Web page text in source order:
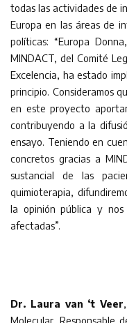
todas las actividades de
Europa en las áreas de
políticas: “Europa
MINDACT, del Comité
Excelencia, ha estado
principio. Consideramos
en este proyecto
contribuyendo a la
ensayo. Teniendo en
concretos gracias a
sustancial de las
quimioterapia,
la opinión pública y nos
afectadas”.
Dr. Laura van ‘t Veer
Molecular, Responsable